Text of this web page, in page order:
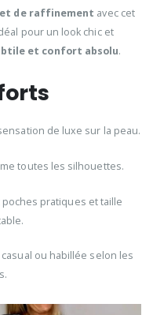
de raffinement avec cet
pour un look chic et
et confort absolu.
de luxe sur la peau.
toutes les silhouettes.
poches pratiques et taille
ou habillée selon les